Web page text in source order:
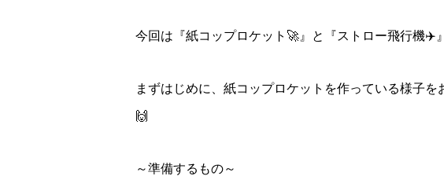
今回は『紙コップロケット🚀』と『ストロー飛行機✈️
まずはじめに、紙コップロケットを作っている様子
🙌
～準備するもの～